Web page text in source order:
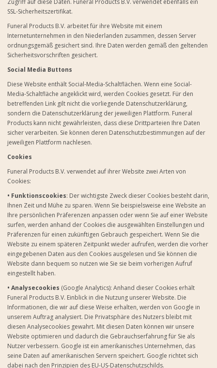
Zugriff auf diese Daten. Funeral Products B.V. verwendet ebenfalls ein
SSL-Sicherheitszertifikat.
Funeral Products B.V. arbeitet für ihre Website mit einem
Internetunternehmen in den Niederlanden zusammen, dessen Server
ordnungsgemäß gesichert sind. Ihre Daten werden gemäß den geltenden
Sicherheitsvorschriften gesichert.
Social Media Buttons
Diese Website enthält Social-Media-Schaltflächen. Wenn eine Social-
Media-Schaltfläche angeklickt wird, werden Cookies gesetzt. Für den
betreffenden Link gilt nicht die vorliegende Datenschutzerklärung,
sondern die Datenschutzerklärung der jeweiligen Plattform. Funeral
Products kann nicht gewährleisten, dass diese Drittparteien Ihre Daten
sicher verarbeiten. Sie können deren Datenschutzbestimmungen auf der
jeweiligen Plattform nachlesen.
Cookies
Funeral Products B.V. verwendet auf ihrer Website zwei Arten von
Cookies:
• Funktionscookies: Der wichtigste Zweck dieser Cookies besteht darin,
Ihnen Zeit und Mühe zu sparen. Wenn Sie beispielsweise eine Website an
Ihre persönlichen Präferenzen anpassen oder wenn Sie auf einer Website
surfen, werden anhand der Cookies die ausgewählten Einstellungen und
Präferenzen für einen zukünftigen Gebrauch gespeichert. Wenn Sie die
Website zu einem späteren Zeitpunkt wieder aufrufen, werden die vorher
eingegebenen Daten aus den Cookies ausgelesen und Sie können die
Website dann bequem so nutzen wie Sie sie beim vorherigen Aufruf
eingestellt haben.
• Analysecookies (Google Analytics): Anhand dieser Cookies erhält
Funeral Products B.V. Einblick in die Nutzung unserer Website. Die
Informationen, die wir auf diese Weise erhalten, werden von Google in
unserem Auftrag analysiert. Die Privatsphäre des Nutzers bleibt mit
diesen Analysecookies gewahrt. Mit diesen Daten können wir unsere
Website optimieren und dadurch die Gebrauchserfahrung für Sie als
Nutzer verbessern. Google ist ein amerikanisches Unternehmen, das
seine Daten auf amerikanischen Servern speichert. Google richtet sich
dabei nach den Prinzipien des EU-US-Datenschutzschilds.